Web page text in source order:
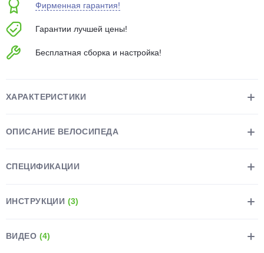
Фирменная гарантия!
Гарантии лучшей цены!
Бесплатная сборка и настройка!
ХАРАКТЕРИСТИКИ
ОПИСАНИЕ ВЕЛОСИПЕДА
СПЕЦИФИКАЦИИ
ИНСТРУКЦИИ (3)
ВИДЕО (4)
Подробнее
plait.ru